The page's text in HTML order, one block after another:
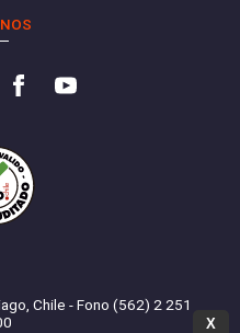
Chile - Fono (562) 2 251
X